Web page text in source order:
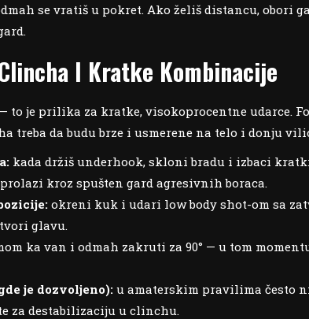
se vratiš u pokret. Ako želiš distancu, obori
I Kratke Kombinacije
to je prilika za kratke, visokoprocentne udarce.
treba da budu brze i usmerene na telo i donju
kada držiš underhook, skloni bradu i izbaci
kroz spušten gard agresivnih boraca.
okreni kuk i udari low body shot-om sa
glavu.
ka van i odmah zakruti za 90° — u tom
je dozvoljeno): u amaterskim pravilima često
za destabilizaciju u clinchu.